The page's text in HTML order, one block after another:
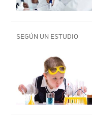
SEGÚN UN ESTUDIO